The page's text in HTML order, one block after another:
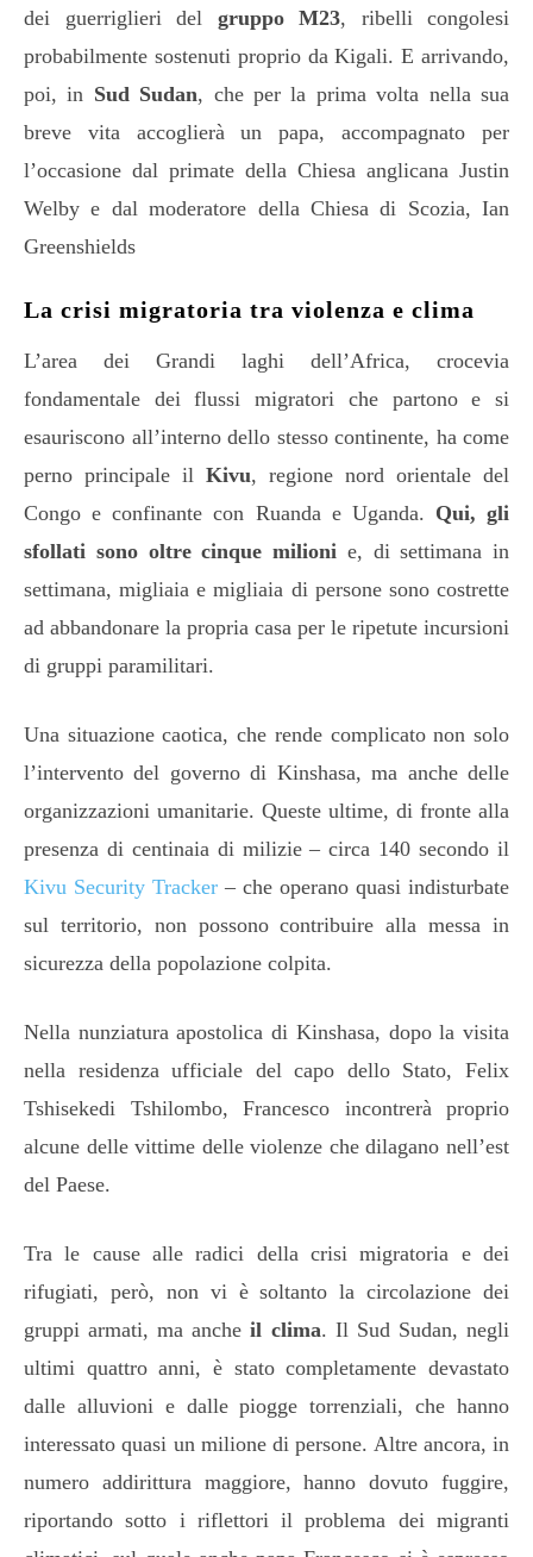
dei guerriglieri del gruppo M23, ribelli congolesi
probabilmente sostenuti proprio da Kigali. E arrivando,
poi, in Sud Sudan, che per la prima volta nella sua
breve vita accoglierà un papa, accompagnato per
l’occasione dal primate della Chiesa anglicana Justin
Welby e dal moderatore della Chiesa di Scozia, Ian
Greenshields
La crisi migratoria tra violenza e clima
L’area dei Grandi laghi dell’Africa, crocevia
fondamentale dei flussi migratori che partono e si
esauriscono all’interno dello stesso continente, ha come
perno principale il Kivu, regione nord orientale del
Congo e confinante con Ruanda e Uganda. Qui, gli
sfollati sono oltre cinque milioni e, di settimana in
settimana, migliaia e migliaia di persone sono costrette
ad abbandonare la propria casa per le ripetute incursioni
di gruppi paramilitari.
Una situazione caotica, che rende complicato non solo
l’intervento del governo di Kinshasa, ma anche delle
organizzazioni umanitarie. Queste ultime, di fronte alla
presenza di centinaia di milizie – circa 140 secondo il
Kivu Security Tracker – che operano quasi indisturbate
sul territorio, non possono contribuire alla messa in
sicurezza della popolazione colpita.
Nella nunziatura apostolica di Kinshasa, dopo la visita
nella residenza ufficiale del capo dello Stato, Felix
Tshisekedi Tshilombo, Francesco incontrerà proprio
alcune delle vittime delle violenze che dilagano nell’est
del Paese.
Tra le cause alle radici della crisi migratoria e dei
rifugiati, però, non vi è soltanto la circolazione dei
gruppi armati, ma ancheil clima. Il Sud Sudan, negli
ultimi quattro anni, è stato completamente devastato
dalle alluvioni e dalle piogge torrenziali, che hanno
interessato quasi un milione di persone. Altre ancora, in
numero addirittura maggiore, hanno dovuto fuggire,
riportando sotto i riflettori il problema dei migranti